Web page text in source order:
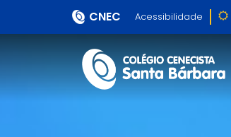
CNEC Acessibilidade